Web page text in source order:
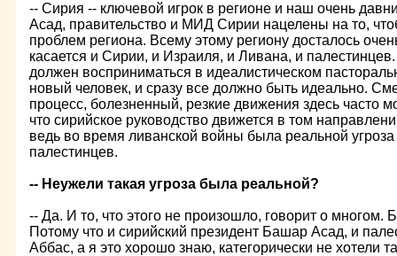
-- Сирия -- ключевой игрок в регионе и наш очень
Асад, правительство и МИД Сирии нацелены на то,
проблем региона. Всему этому региону досталось
касается и Сирии, и Израиля, и Ливана, и
должен восприниматься в идеалистическом
новый человек, и сразу все должно быть идеально.
процесс, болезненный, резкие движения здесь часто
что сирийское руководство движется в том
ведь во время ливанской войны была реальной
палестинцев.
-- Неужели такая угроза была реальной?
-- Да. И то, что этого не произошло, говорит о
Потому что и сирийский президент Башар Асад, и
Аббас, а я это хорошо знаю, категорически не хотели